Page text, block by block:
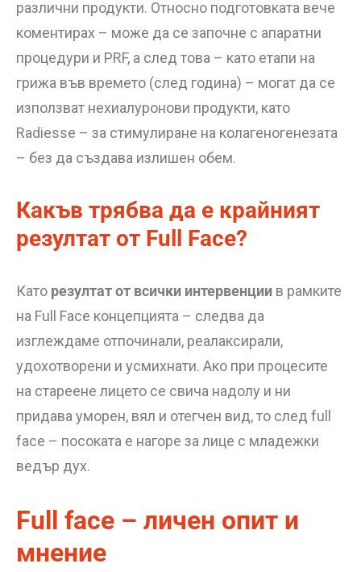
различни продукти. Относно подготовката вече
коментирах – може да се започне с апаратни
процедури и PRF, а след това – като етапи на
грижа във времето (след година) – могат да се
използват нехиалуронови продукти, като
Radiesse – за стимулиране на колагеногенезата
– без да създава излишен обем.
Какъв трябва да е крайният
резултат от Full Face?
Като резултат от всички интервенции в рамките
на Full Face концепцията – следва да
изглеждаме отпочинали, реалаксирали,
удохотворени и усмихнати. Ако при процесите
на стареене лицето се свича надолу и ни
придава уморен, вял и отегчен вид, то след full
face – посоката е нагоре за лице с младежки
ведър дух.
Full face – личен опит и
мнение